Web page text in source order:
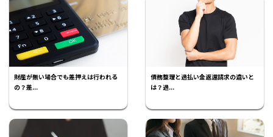
財産が無い場合でも差押えは行われる
の？差...
債務整理と過払い金返還請求の違いと
は？過...